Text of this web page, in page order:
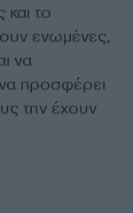
το
ενωμένες,
να
να προσφέρει
την έχουν